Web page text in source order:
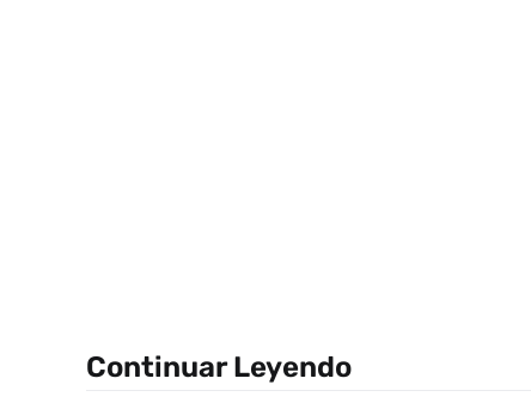
Continuar Leyendo